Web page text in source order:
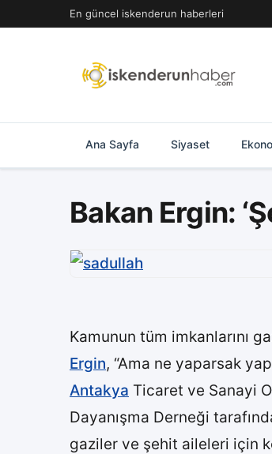
geç
En güncel iskenderun haberleri
Ana Sayfa Siyaset
Bakan Ergin:
Kamunun tüm imkanlarını
Ergin, “Ama ne yaparsak
Antakya Ticaret ve Sanayi
Dayanışma Derneği
gaziler ve şehit aileleri için